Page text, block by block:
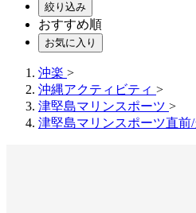
絞り込み
おすすめ順
お気に入り
沖楽 >
沖縄アクティビティ >
津堅島マリンスポーツ >
津堅島マリンスポーツ直前